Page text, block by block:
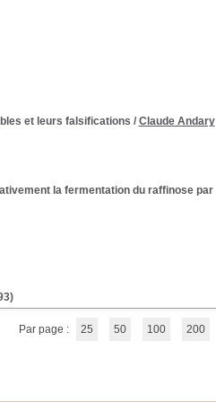
et leurs falsifications / Claude Andary
la fermentation du raffinose par
Par page : 25 50 100 200